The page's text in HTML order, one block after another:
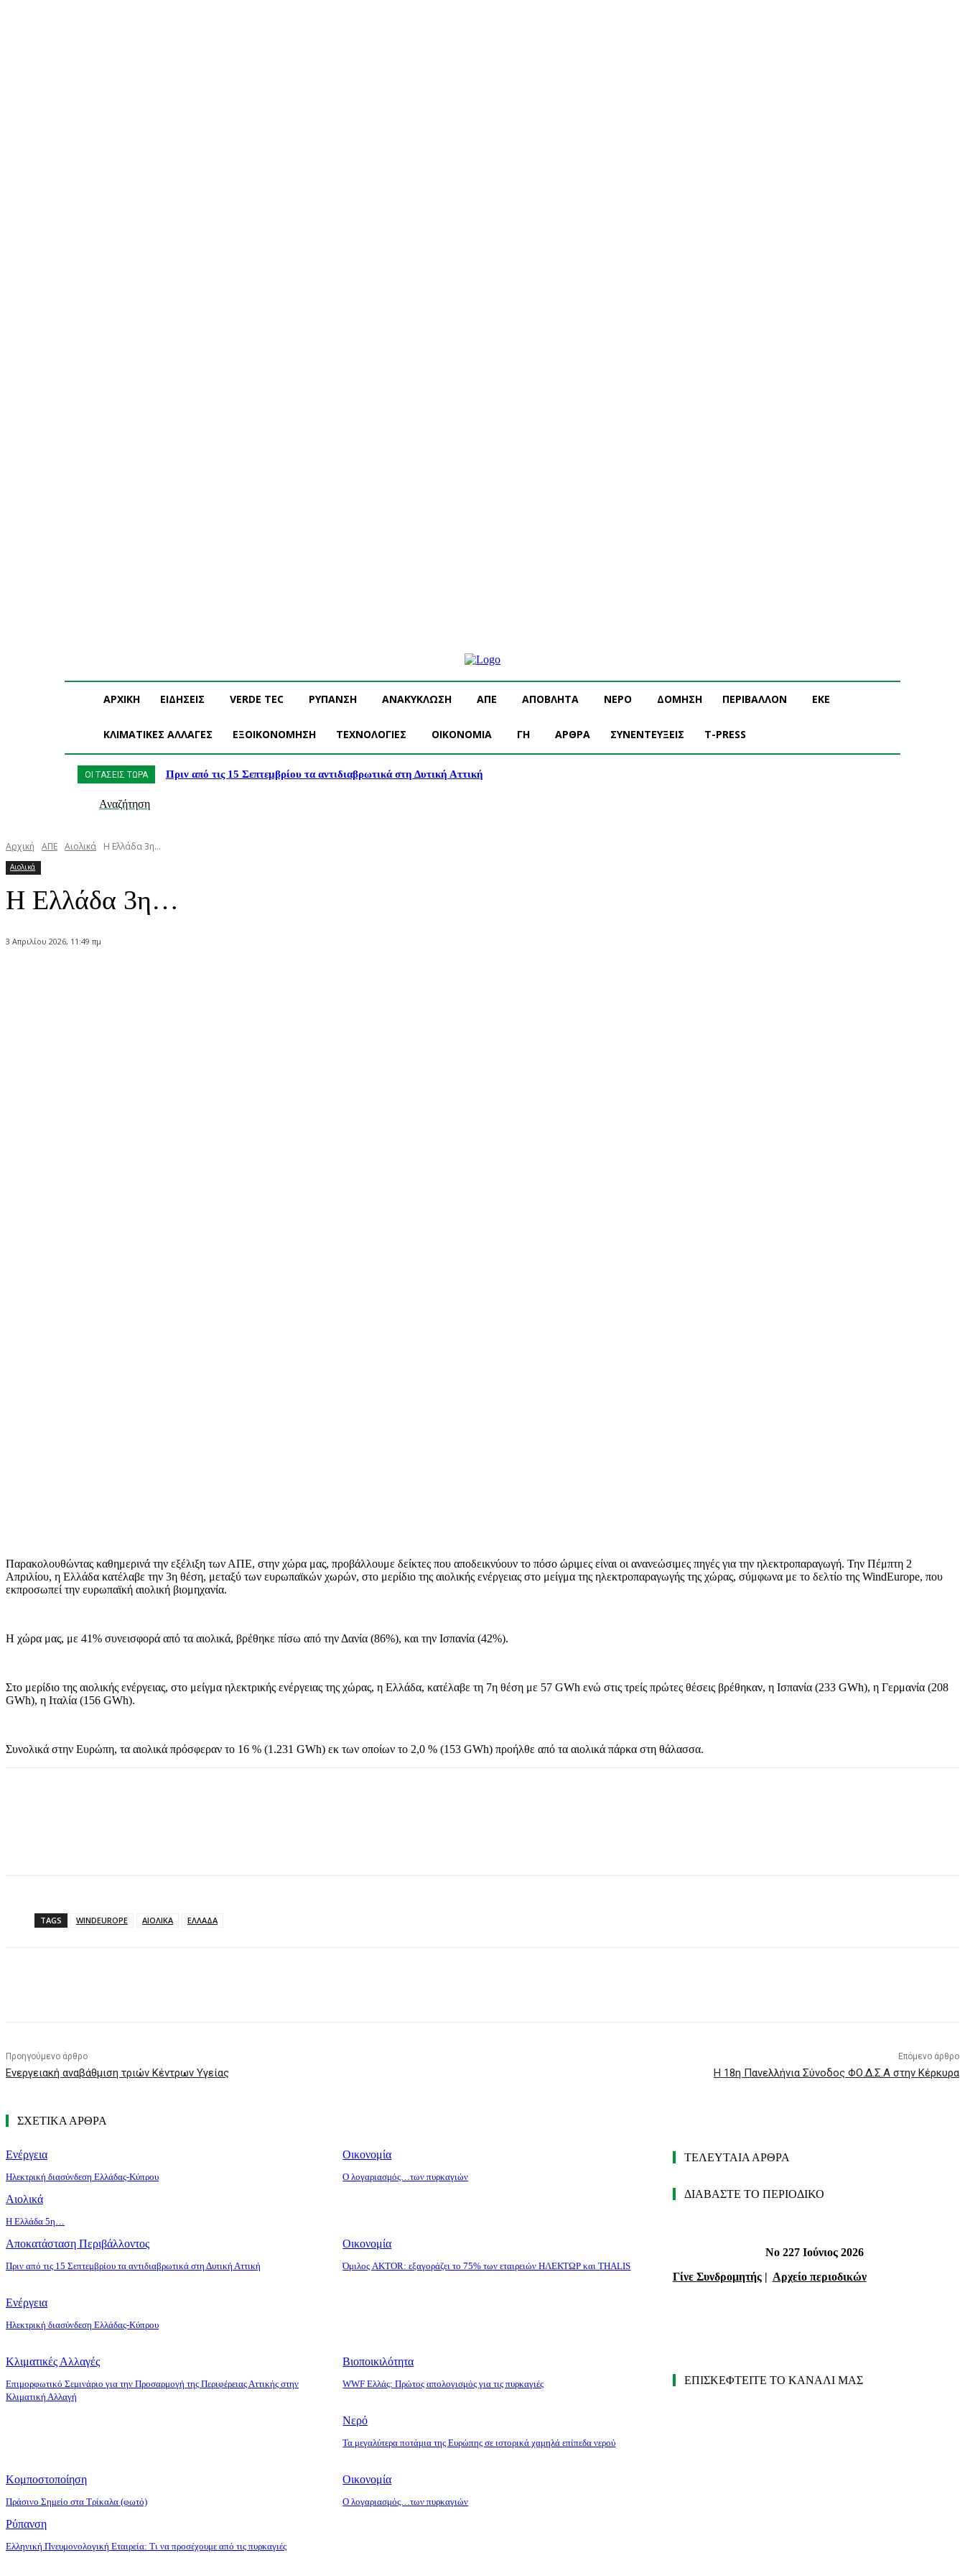
ΑΡΧΙΚΗ ΕΙΔΗΣΕΙΣ VERDE TEC ΡΥΠΑΝΣΗ ΑΝΑΚΥΚΛΩΣΗ ΑΠΕ ΑΠΟΒΛΗΤΑ ΝΕΡΟ ΔΟΜΗΣΗ ΠΕΡΙΒΑΛΛΟΝ ΕΚΕ
ΚΛΙΜΑΤΙΚΕΣ ΑΛΛΑΓΕΣ ΕΞΟΙΚΟΝΟΜΗΣΗ ΤΕΧΝΟΛΟΓΙΕΣ OIKONOMIA ΓΗ ΑΡΘΡΑ ΣΥΝΕΝΤΕΥΞΕΙΣ T-PRESS
ΟΙ ΤΑΣΕΙΣ ΤΩΡΑ Πριν από τις 15 Σεπτεμβρίου τα αντιδιαβρωτικά στη Δυτική Αττική
Αναζήτηση
Αρχική ΑΠΕ Αιολικά Η Ελλάδα 3η…
Αιολικά
Η Ελλάδα 3η…
3 Απριλίου 2026, 11:49 πμ
Παρακολουθώντας καθημερινά την εξέλιξη των ΑΠΕ, στην χώρα μας, προβάλλουμε δείκτες που αποδεικνύουν το πόσο ώριμες είναι οι ανανεώσιμες πηγές για την ηλεκτροπαραγωγή. Την Πέμπτη 2
Απριλίου, η Ελλάδα κατέλαβε την 3η θέση, μεταξύ των ευρωπαϊκών χωρών, στο μερίδιο της αιολικής ενέργειας στο μείγμα της ηλεκτροπαραγωγής της χώρας, σύμφωνα με το δελτίο της WindEurope, που
εκπροσωπεί την ευρωπαϊκή αιολική βιομηχανία.
Η χώρα μας, με 41% συνεισφορά από τα αιολικά, βρέθηκε πίσω από την Δανία (86%), και την Ισπανία (42%).
Στο μερίδιο της αιολικής ενέργειας, στο μείγμα ηλεκτρικής ενέργειας της χώρας, η Ελλάδα, κατέλαβε τη 7η θέση με 57 GWh ενώ στις τρείς πρώτες θέσεις βρέθηκαν, η Ισπανία (233 GWh), η Γερμανία (208
GWh), η Ιταλία (156 GWh).
Συνολικά στην Ευρώπη, τα αιολικά πρόσφεραν το 16 % (1.231 GWh) εκ των οποίων το 2,0 % (153 GWh) προήλθε από τα αιολικά πάρκα στη θάλασσα.
TAGS WINDEUROPE ΑΙΟΛΙΚΑ ΕΛΛΑΔΑ
Προηγούμενο άρθρο
Ενεργειακή αναβάθμιση τριών Κέντρων Υγείας
Επόμενο άρθρο
Η 18η Πανελλήνια Σύνοδος ΦΟ.Δ.Σ.Α στην Κέρκυρα
ΣΧΕΤΙΚΑ ΑΡΘΡΑ
Ενέργεια
Ηλεκτρική διασύνδεση Ελλάδας-Κύπρου
Οικονομία
O λογαριασμός…των πυρκαγιών
Αιολικά
Η Ελλάδα 5η…
ΤΕΛΕΥΤΑΙΑ ΑΡΘΡΑ
Αποκατάσταση Περιβάλλοντος
Πριν από τις 15 Σεπτεμβρίου τα αντιδιαβρωτικά στη Δυτική Αττική
Οικονομία
Όμιλος AKTOR: εξαγοράζει το 75% των εταιρειών ΗΛΕΚΤΩΡ και THALIS
Ενέργεια
Ηλεκτρική διασύνδεση Ελλάδας-Κύπρου
Κλιματικές Αλλαγές
Επιμορφωτικό Σεμινάριο για την Προσαρμογή της Περιφέρειας Αττικής στην
Κλιματική Αλλαγή
Βιοποικιλότητα
WWF Ελλάς: Πρώτος απολογισμός για τις πυρκαγιές
Νερό
Τα μεγαλύτερα ποτάμια της Ευρώπης σε ιστορικά χαμηλά επίπεδα νερού
Κομποστοποίηση
Πράσινο Σημείο στα Τρίκαλα (φωτό)
Οικονομία
O λογαριασμός…των πυρκαγιών
Ρύπανση
Ελληνική Πνευμονολογική Εταιρεία: Τι να προσέχουμε από τις πυρκαγιές
ΔΙΑΒΑΣΤΕ ΤΟ ΠΕΡΙΟΔΙΚΟ
Νο 227 Ιούνιος 2026
Γίνε Συνδρομητής| Αρχείο περιοδικών
ΕΠΙΣΚΕΦΤΕΙΤΕ ΤΟ ΚΑΝΑΛΙ ΜΑΣ